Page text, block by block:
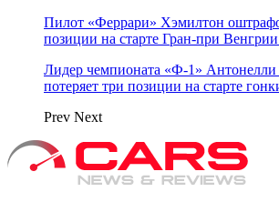
Пилот «Феррари» Хэмилтон
позиции на старте Гран‑при
Лидер чемпионата «Ф‑1» Антонелли
потеряет три позиции на старте
Prev Next